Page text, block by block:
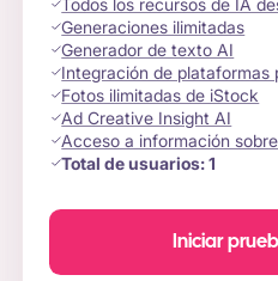
Todos los recursos de IA
Generaciones ilimitadas
Generador de texto AI
Integración de plataformas
Fotos ilimitadas de iStock
Ad Creative Insight AI
Acceso a información
Total de usuarios:1
Iniciar